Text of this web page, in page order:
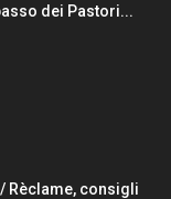
dei Pastori...
Rèclame, consigli